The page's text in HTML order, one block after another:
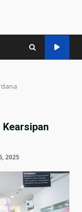
2025